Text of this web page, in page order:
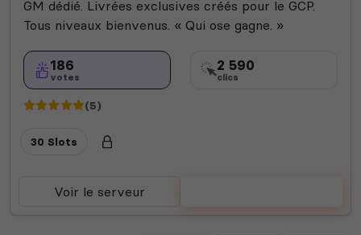
GM dédié. Livrées exclusives créés pour le GCP.
Tous niveaux bienvenus. « Qui ose gagne. »
186
votes
2 590
clics
(5)
30 Slots
Voir le serveur